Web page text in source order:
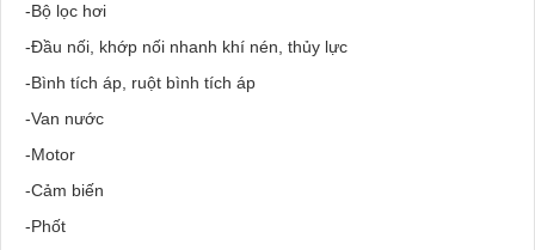
-Bộ lọc hơi
-Đầu nối, khớp nối nhanh khí nén, thủy lực
-Bình tích áp, ruột bình tích áp
-Van nước
-Motor
-Cảm biến
-Phốt